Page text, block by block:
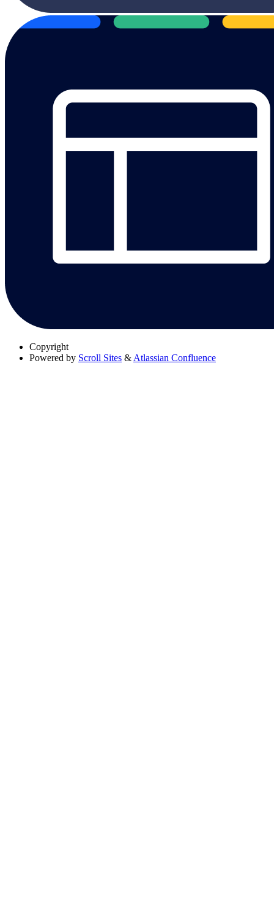
Copyright
Powered by Scroll Sites & Atlassian Confluence